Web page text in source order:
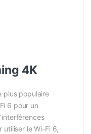
4K
plus populaire
6 pour un
utiliser le Wi-Fi 6,